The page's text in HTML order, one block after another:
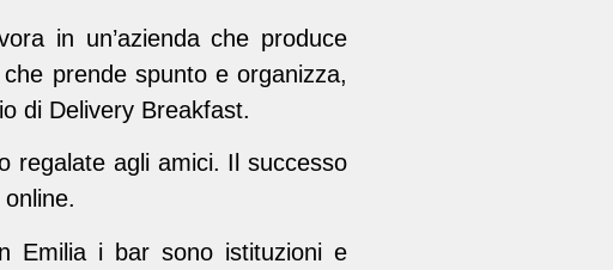
in un’azienda che produce
prende spunto e organizza,
di Delivery Breakfast.
regalate agli amici. Il successo
Emilia i bar sono istituzioni e